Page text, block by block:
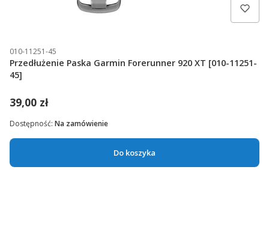
010-11251-45
Przedłużenie Paska Garmin Forerunner 920 XT [010-11251-
45]
39,00 zł
Do koszyka
Dostępność: Na zamówienie